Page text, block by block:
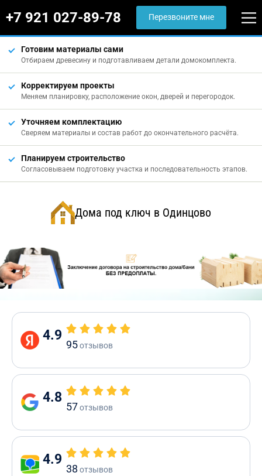
+7 921 027-89-78 Перезвоните мне
Готовим материалы сами
Отбираем древесину и подготавливаем детали домокомплекта.
Корректируем проекты
Меняем планировку, расположение окон, дверей и перегородок.
Уточняем комплектацию
Сверяем материалы и состав работ до окончательного расчёта.
Планируем строительство
Согласовываем подготовку участка и последовательность этапов.
Дома под ключ в Одинцово
4.9
95отзывов
4.8
57отзывов
4.9
38 отзывов